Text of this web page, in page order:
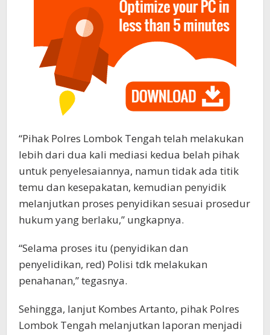
“Pihak Polres Lombok Tengah telah melakukan
lebih dari dua kali mediasi kedua belah pihak
untuk penyelesaiannya, namun tidak ada titik
temu dan kesepakatan, kemudian penyidik
melanjutkan proses penyidikan sesuai prosedur
hukum yang berlaku,” ungkapnya.
“Selama proses itu (penyidikan dan
penyelidikan, red) Polisi tdk melakukan
penahanan,” tegasnya.
Sehingga, lanjut Kombes Artanto, pihak Polres
Lombok Tengah melanjutkan laporan menjadi